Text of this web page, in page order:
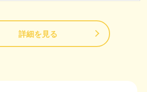
詳細を見る